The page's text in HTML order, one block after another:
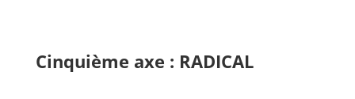
Cinquième axe : RADICAL